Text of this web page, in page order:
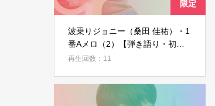
波乗りジョニー（桑田 佳祐）・1
番Aメロ（2）【弾き語り・初～
中級者講座・STEP 07】
再生回数：11